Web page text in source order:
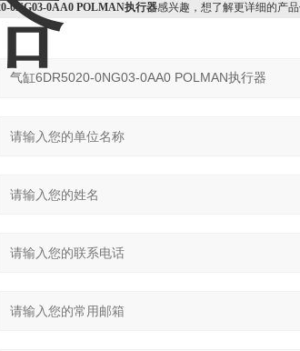
0NG03-0AA0 POLMAN执行器感兴趣，想了解更详细的产